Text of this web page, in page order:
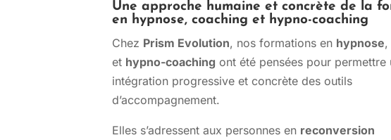
Une approche humaine et concrète de la
en hypnose, coaching et hypno-coaching
Chez Prism Evolution, nos formations en hypnose
et hypno-coaching ont été pensées pour permettre
intégration progressive et concrète des outils
d’accompagnement.
Elles s’adressent aux personnes en reconversion